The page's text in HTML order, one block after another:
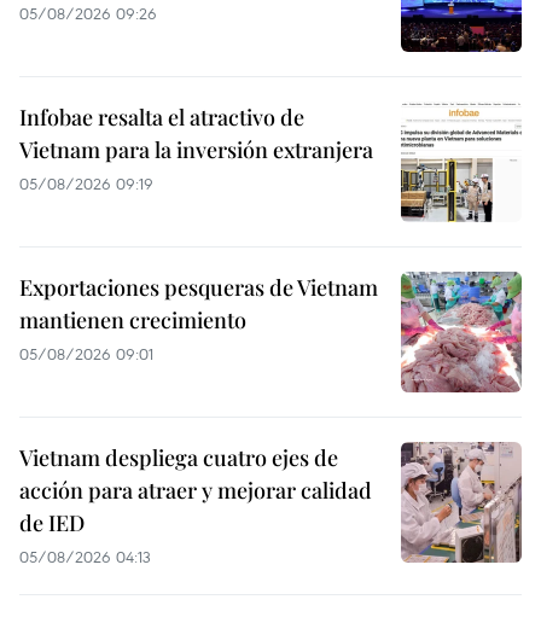
05/08/2026 09:26
Infobae resalta el atractivo de
Vietnam para la inversión extranjera
05/08/2026 09:19
Exportaciones pesqueras de Vietnam
mantienen crecimiento
05/08/2026 09:01
Vietnam despliega cuatro ejes de
acción para atraer y mejorar calidad
de IED
05/08/2026 04:13